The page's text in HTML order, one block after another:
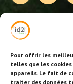
Pour offrir les
telles que les
appareils. Le fait de
traiter des données
NOS
Activités, jeux et
Animations
Animations EVJF –
Animations